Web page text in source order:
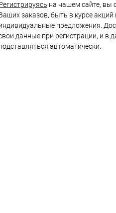
на нашем сайте, вы
заказов, быть в курсе акций
предложения.
данные при регистрации, и в
автоматически.